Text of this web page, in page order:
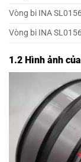
Vòng bi INA
Vòng bi INA
1.2 Hình ảnh